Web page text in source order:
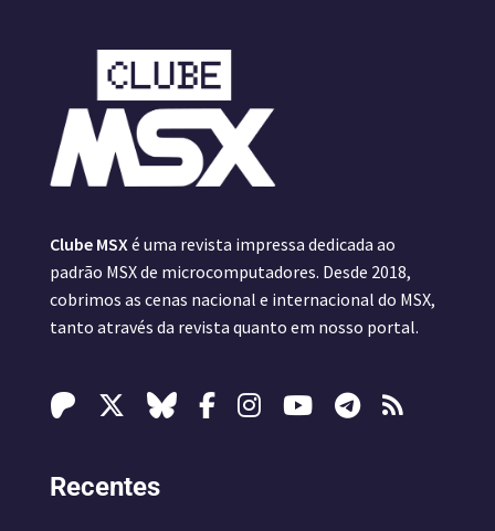
Clube MSX é uma revista impressa dedicada ao
padrão MSX de microcomputadores. Desde 2018,
cobrimos as cenas nacional e internacional do MSX,
tanto através da revista quanto em nosso portal.
Recentes